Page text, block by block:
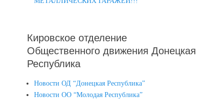
Кировское отделение
Общественного движения Донецкая
Республика
Новости ОД “Донецкая Республика”
Новости ОО “Молодая Республика”